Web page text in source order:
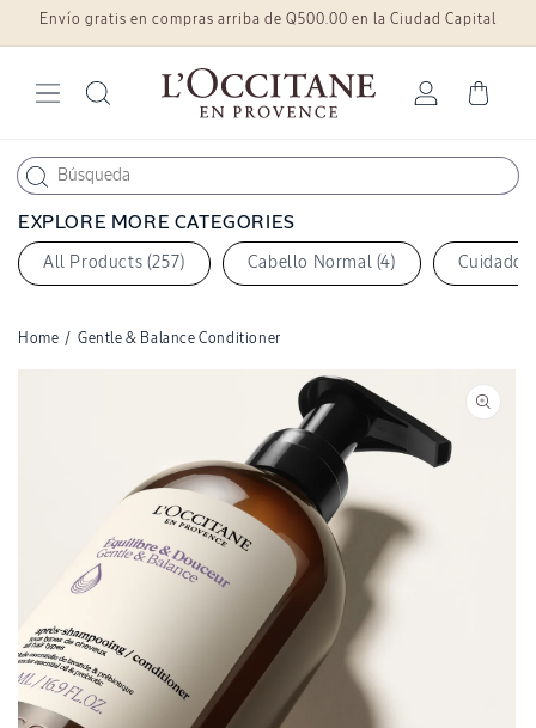
Envío gratis en compras arriba de Q500.00 en la Ciudad Capital
sesión
Carrito
EXPLORE MORE CATEGORIES
All Products (257) Cabello Normal (4) Cuidado
Home / Gentle & Balance Conditioner